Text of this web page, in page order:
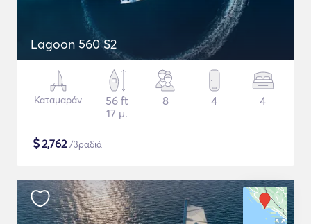
Lagoon 560 S2
Καταμαράν
56 ft
17 μ.
8 4 4
$2,762/βραδιά